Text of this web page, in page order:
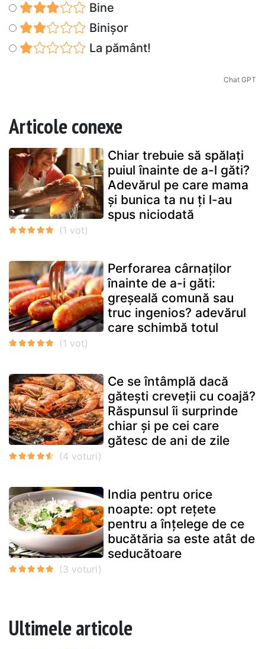
Bine
Binișor
La pământ!
Chat GPT
Articole conexe
Chiar trebuie să spălați
puiul înainte de a-l găti?
Adevărul pe care mama
și bunica ta nu ți l-au
spus niciodată
Perforarea cârnaților
înainte de a-i găti:
greșeală comună sau
truc ingenios? adevărul
care schimbă totul
Ce se întâmplă dacă
gătești creveții cu coajă?
Răspunsul îi surprinde
chiar și pe cei care
gătesc de ani de zile
India pentru orice
noapte: opt rețete
pentru a înțelege de ce
bucătăria sa este atât de
seducătoare
Ultimele articole